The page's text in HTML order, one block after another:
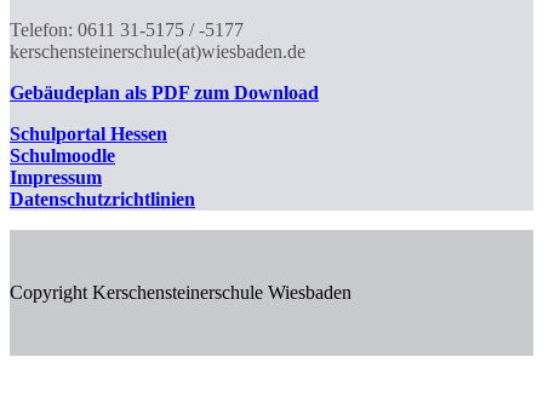
Telefon: 0611 31-5175 / -5177
kerschensteinerschule(at)wiesbaden.de
Gebäudeplan als PDF zum Download
Schulportal Hessen
Schulmoodle
Impressum
Datenschutzrichtlinien
Copyright Kerschensteinerschule Wiesbaden